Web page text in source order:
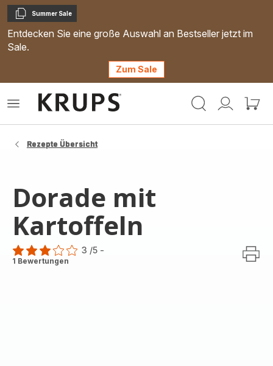
Kopieren
Summer Sale
Entdecken Sie eine große Auswahl an Bestseller jetzt im
Sale.
Zum Sale
Mein
Mein
Das
Rezepte Übersicht
Dorade mit
Kartoffeln
Bewertung
3 /5 -
1 Bewertungen